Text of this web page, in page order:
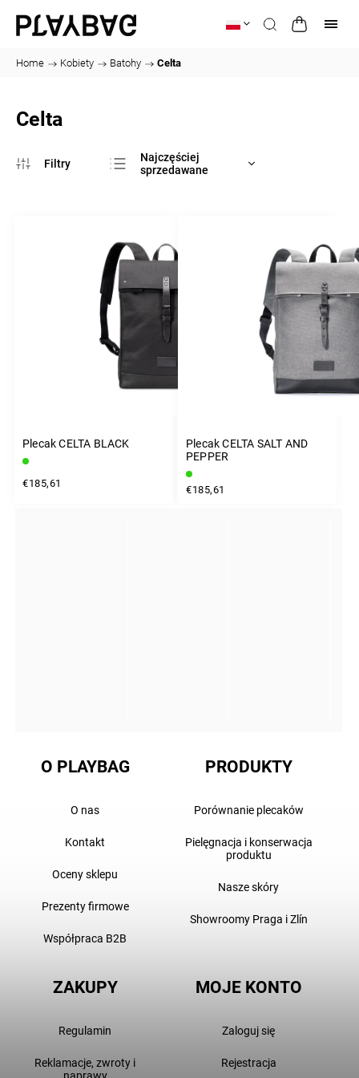
Home / Kobiety / Batohy / Celta
Celta
Najczęściej
sprzedawane
Alfabetycznie
Plecak CELTA BLACK
€185,61
Plecak CELTA SALT AND
PEPPER
€185,61
INSTAGRAM
O PLAYBAG
O nas
Kontakt
Oceny sklepu
Prezenty firmowe
Współpraca B2B
PRODUKTY
Porównanie plecaków
Pielęgnacja i konserwacja
produktu
Nasze skóry
Showroomy Praga i Zlín
ZAKUPY
Regulamin
Reklamacje, zwroty i
naprawy
MOJE KONTO
Zaloguj się
Rejestracja